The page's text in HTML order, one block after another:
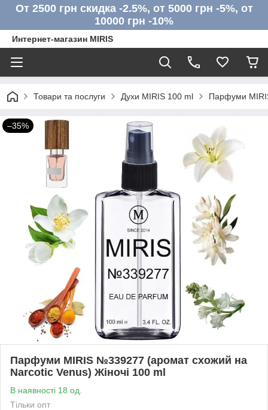
От 2500 грн скидка -2.5%, от 5000 грн -5%, от
10000 грн -10%
Интернет-магазин MIRIS
Товари та послуги Духи MIRIS 100 ml Парфуми
–35%
Парфуми MIRIS №339277 (аромат схожий на
Narcotic Venus) Жіночі 100 ml
В наявності 18 од.
Тільки опт